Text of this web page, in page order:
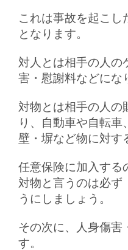
これは事故を起こし
となります。
対人とは相手の人の
害・慰謝料などにな
対物とは相手の人の
り、自動車や自転
壁・塀など物に対す
任意保険に加入する
対物と言うのは必ず
うにしましょう。
その次に、人身傷害
す。